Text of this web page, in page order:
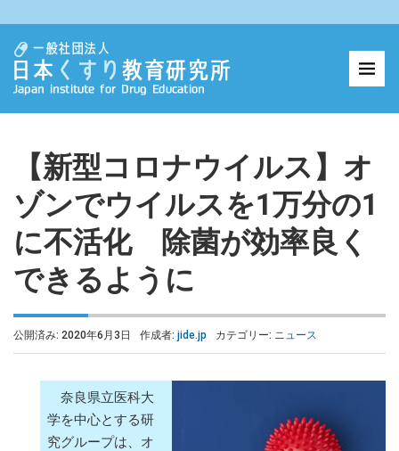
【新型コロナウイルス】オ
ゾンでウイルスを1万分の1
に不活化 除菌が効率良く
できるように
公開済み: 2020年6月3日 作成者: jide.jp カテゴリー: ニュース
奈良県立医科大
学を中心とする研
究グループは、オ